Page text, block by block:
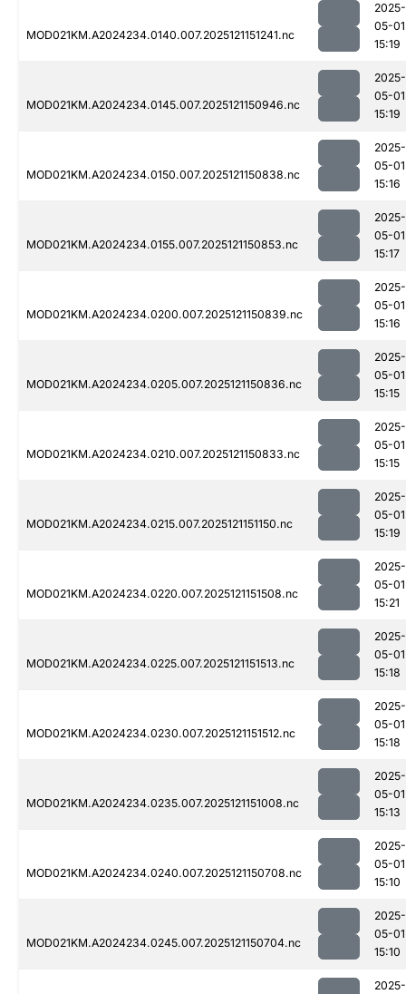
MOD021KM.A2024234.0140.007.2025121151241.nc
2025-
05-01
15:19
MOD021KM.A2024234.0145.007.2025121150946.nc
2025-
05-01
15:19
MOD021KM.A2024234.0150.007.2025121150838.nc
2025-
05-01
15:16
MOD021KM.A2024234.0155.007.2025121150853.nc
2025-
05-01
15:17
MOD021KM.A2024234.0200.007.2025121150839.nc
2025-
05-01
15:16
MOD021KM.A2024234.0205.007.2025121150836.nc
2025-
05-01
15:15
MOD021KM.A2024234.0210.007.2025121150833.nc
2025-
05-01
15:15
MOD021KM.A2024234.0215.007.2025121151150.nc
2025-
05-01
15:19
MOD021KM.A2024234.0220.007.2025121151508.nc
2025-
05-01
15:21
MOD021KM.A2024234.0225.007.2025121151513.nc
2025-
05-01
15:18
MOD021KM.A2024234.0230.007.2025121151512.nc
2025-
05-01
15:18
MOD021KM.A2024234.0235.007.2025121151008.nc
2025-
05-01
15:13
MOD021KM.A2024234.0240.007.2025121150708.nc
2025-
05-01
15:10
MOD021KM.A2024234.0245.007.2025121150704.nc
2025-
05-01
15:10
2025-